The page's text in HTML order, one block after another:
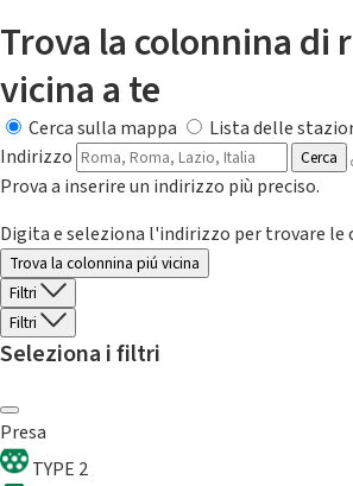
Trova la colonnina di
vicina a te
Cerca sulla mappa
Lista delle
Indirizzo
Cerca
Prova a inserire un indirizzo più preciso.
Digita e seleziona l'indirizzo per trovare
Trova la colonnina piú vicina
Filtri
Filtri
Seleziona i filtri
Presa
TYPE 2